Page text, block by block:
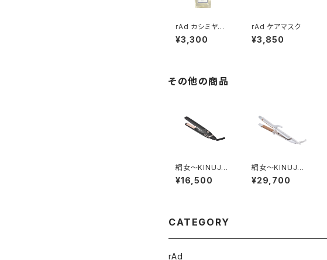
rAd カシミヤシ
ャンプー
¥3,300
rAd ケアマスク
¥3,850
その他の商品
絹女〜KINUJ
O〜KINUJO W
ブラック
¥16,500
絹女〜KINUJ
O〜2WAY IRO
N
¥29,700
CATEGORY
rAd